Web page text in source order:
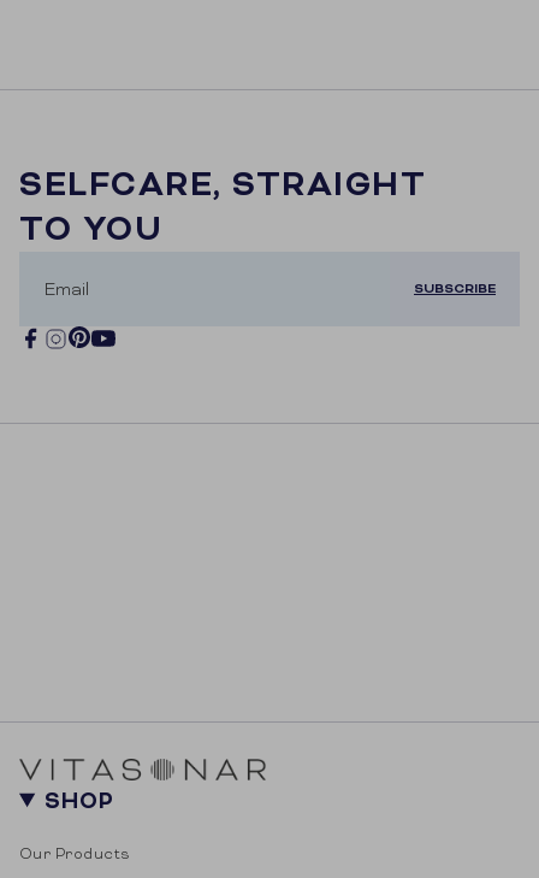
SELFCARE, STRAIGHT
TO YOU
SUBSCRIBE
Facebook
Instagram
Pinterest
YouTube
SHOP
Our Products